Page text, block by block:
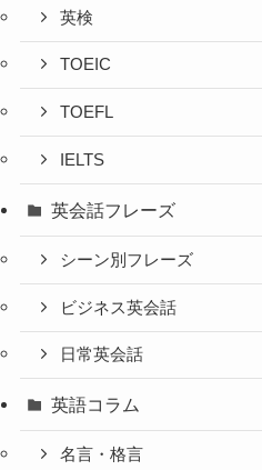
英検
TOEIC
TOEFL
IELTS
英会話フレーズ
シーン別フレーズ
ビジネス英会話
日常英会話
英語コラム
名言・格言